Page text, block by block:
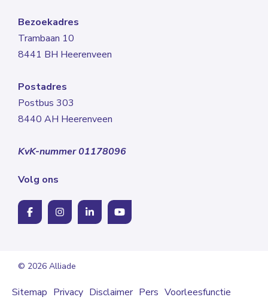
Bezoekadres
Trambaan 10
8441 BH Heerenveen
Postadres
Postbus 303
8440 AH Heerenveen
KvK-nummer 01178096
Volg ons
© 2026 Alliade
Sitemap Privacy Disclaimer Pers Voorleesfunctie